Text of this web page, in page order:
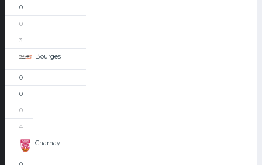
0
0
3
Bourges
0
0
0
4
Charnay